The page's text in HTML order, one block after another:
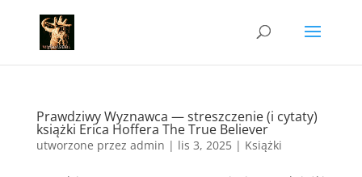
Prawdziwy Wyznawca — streszczenie (i cytaty)
książki Erica Hoffera The True Believer
utworzone przez admin | lis 3, 2025| Książki